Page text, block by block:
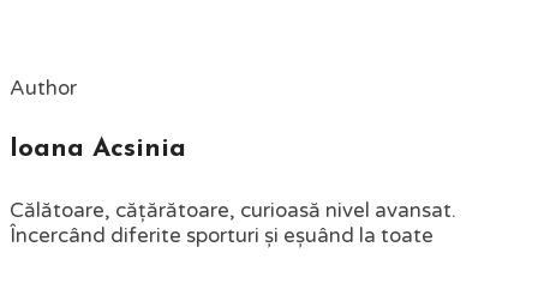
Author
Ioana Acsinia
Călătoare, cățărătoare, curioasă nivel avansat.
Încercând diferite sporturi și eșuând la toate